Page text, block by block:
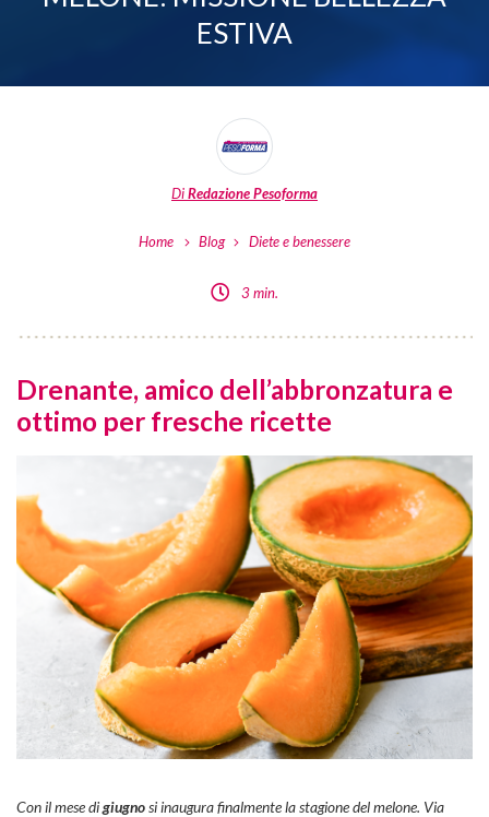
ESTIVA
DiRedazione Pesoforma
Home Blog Diete e benessere
3 min.
Drenante, amico dell’abbronzatura e
ottimo per fresche ricette
Con il mese digiugnosi inaugura finalmente la stagione del melone. Via